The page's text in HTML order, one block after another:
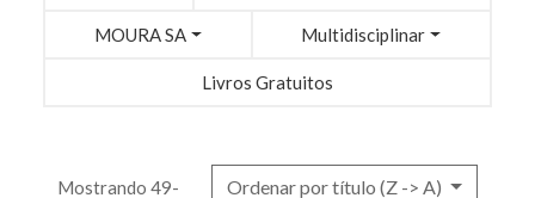
MOURA SA Multidisciplinar
Livros Gratuitos
Mostrando 49- Ordenar por título (Z -> A)